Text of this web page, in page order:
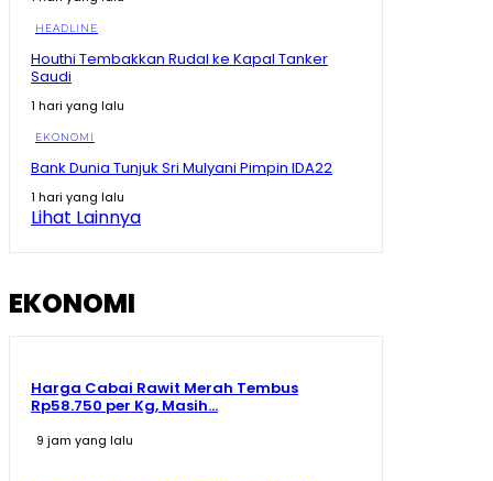
#trending
00:37
Baliknya Minta Izin Tambang #shorts #trending
Menang Tagih Tambang
Prabowo Singgung Erick Thohir Soal Timnas Gagal ke
09:07
HEADLINE
Houthi Tembakkan Rudal ke Kapal Tanker
Saudi
1 hari yang lalu
EKONOMI
Bank Dunia Tunjuk Sri Mulyani Pimpin IDA22
1 hari yang lalu
Lihat Lainnya
EKONOMI
Harga Cabai Rawit Merah Tembus
Rp58.750 per Kg, Masih...
9 jam yang lalu